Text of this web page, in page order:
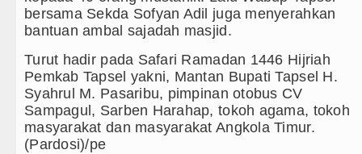
bersama Sekda Sofyan Adil juga menyerahkan
bantuan ambal sajadah masjid.
Turut hadir pada Safari Ramadan 1446 Hijriah
Pemkab Tapsel yakni, Mantan Bupati Tapsel H.
Syahrul M. Pasaribu, pimpinan otobus CV
Sampagul, Sarben Harahap, tokoh agama, tokoh
masyarakat dan masyarakat Angkola Timur.
(Pardosi)/pe